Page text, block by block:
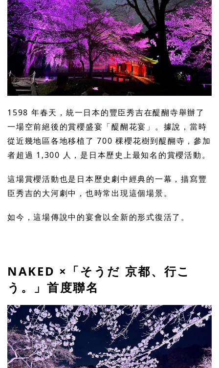
1598 年春天，統一日本的豐臣秀吉在醍醐寺舉辦了
一場空前絕後的賞櫻盛宴「醍醐花宴」。據說，當時
從近幾地區各地移植了 700 棵櫻花樹到醍醐寺，參加
者超過 1,300 人，是日本歷史上最知名的賞櫻活動。
這場賞櫻活動也是日本歷史劇中經典的一幕，描寫豐
臣秀吉的大河劇中，也時常出現這個場景。
如今，這場傳說中的宴會以全新的形式復活了。
NAKED ×「そうだ 京都、行こ
う。」首度聯名